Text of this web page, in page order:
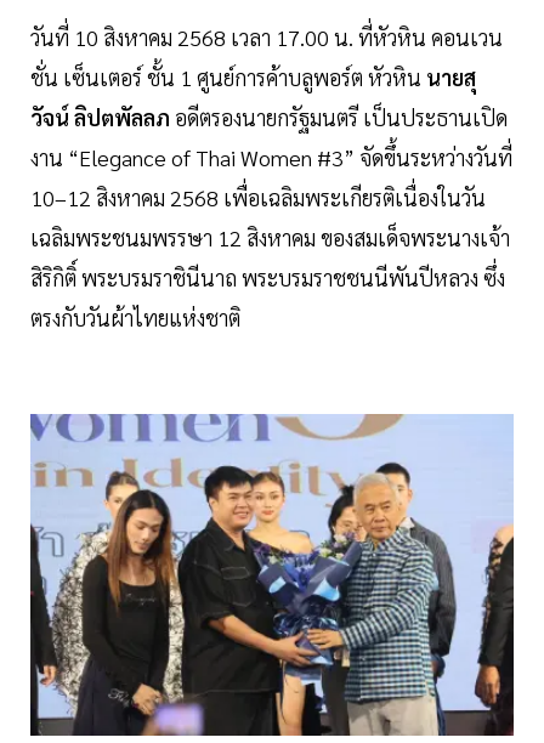
วันที่ 10 สิงหาคม 2568 เวลา 17.00 น. ที่หัวหิน คอนเวน
ชั่น เซ็นเตอร์ ชั้น 1 ศูนย์การค้าบลูพอร์ต หัวหิน นายสุ
วัจน์ ลิปตพัลลภ อดีตรองนายกรัฐมนตรี เป็นประธานเปิด
งาน “Elegance of Thai Women #3” จัดขึ้นระหว่างวันที่
10–12 สิงหาคม 2568 เพื่อเฉลิมพระเกียรติเนื่องในวัน
เฉลิมพระชนมพรรษา 12 สิงหาคม ของสมเด็จพระนางเจ้า
สิริกิติ์ พระบรมราชินีนาถ พระบรมราชชนนีพันปีหลวง ซึ่ง
ตรงกับวันผ้าไทยแห่งชาติ